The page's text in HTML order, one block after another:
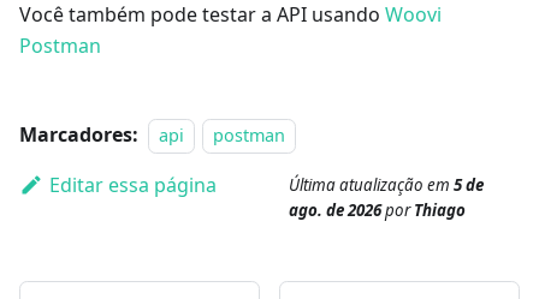
Você também pode testar a API usando Woovi
Postman
Marcadores: api postman
Editar essa página Última atualização em 5 de
ago. de 2026porThiago